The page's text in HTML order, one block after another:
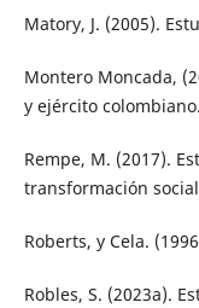
Matory, J. (2005).
Montero Moncada,
y ejército colombiano.
Rempe, M. (2017).
transformación
Roberts, y Cela.
Robles, S. (2023a).